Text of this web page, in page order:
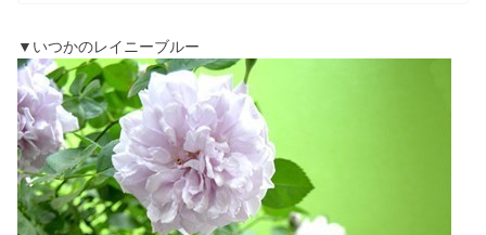
▼いつかのレイニーブルー